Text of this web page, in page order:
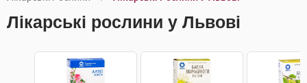
Лікарські рослини у Львові